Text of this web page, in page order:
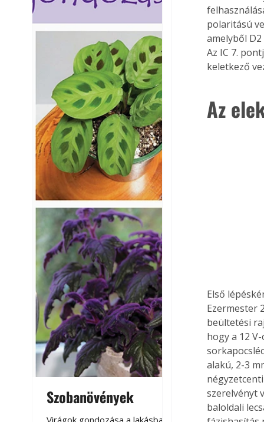
Szobanövények
Virágoskert:
teraszon,
polaritású
amelyből
Az IC 7.
keletkező
Az
Első
Ezermester
beültetési
hogy a 12
alakú, 2-3
szerelvényt
baloldali